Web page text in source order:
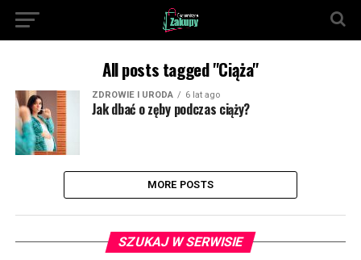
All posts tagged "Ciąża"
ZDROWIE I URODA 6 lat ago
Jak dbać o zęby podczas ciąży?
MORE POSTS
SZUKAJ W SERWISIE